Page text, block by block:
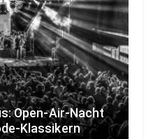
Open-Air-Nacht
Klassikern